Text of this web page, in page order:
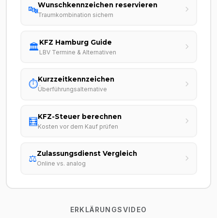
🔤Wunschkennzeichen reservieren
Traumkombination sichern
🏛️KFZ Hamburg Guide
LBV Termine & Alternativen
⏱️Kurzzeitkennzeichen
Überführungsalternative
🧮KFZ-Steuer berechnen
Kosten vor dem Kauf prüfen
⚖️Zulassungsdienst Vergleich
Online vs. analog
ERKLÄRUNGSVIDEO